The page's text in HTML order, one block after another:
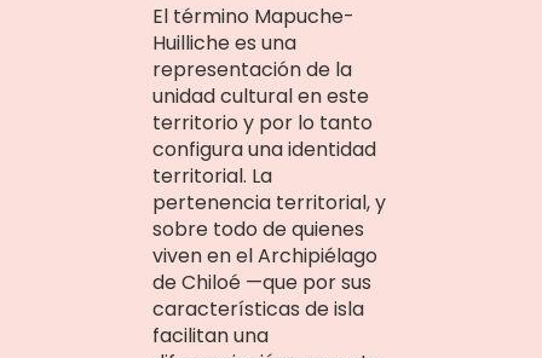
El término Mapuche-
Huilliche es una
representación de la
unidad cultural en este
territorio y por lo tanto
configura una identidad
territorial. La
pertenencia territorial, y
sobre todo de quienes
viven en el Archipiélago
de Chiloé —que por sus
características de isla
facilitan una